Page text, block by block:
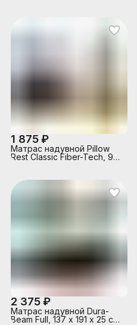
1 875 ₽
Матрас надувной Pillow
Rest Classic Fiber-Tech, 99
2 375 ₽
Матрас надувной Dura-
Beam Full, 137 х 191 х 25 см,